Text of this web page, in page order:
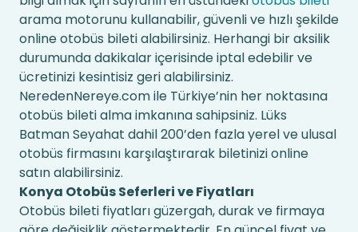
arama motorunu kullanabilir, güvenli ve hızlı şekilde
online otobüs bileti alabilirsiniz. Herhangi bir aksilik
durumunda dakikalar içerisinde iptal edebilir ve
ücretinizi kesintisiz geri alabilirsiniz.
NeredenNereye.com ile Türkiye’nin her noktasına
otobüs bileti alma imkanına sahipsiniz. Lüks
Batman Seyahat dahil 200’den fazla yerel ve ulusal
otobüs firmasını karşılaştırarak biletinizi online
satın alabilirsiniz.
Konya Otobüs Seferleri ve Fiyatları
Otobüs bileti fiyatları güzergah, durak ve firmaya